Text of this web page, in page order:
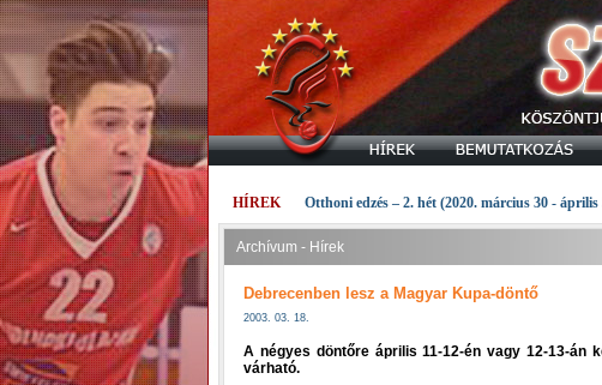
HÍREK Otthoni edzés – 2. hét (2020. március 30 -
Archívum - Hírek
Debrecenben lesz a Magyar Kupa-döntő
2003. 03. 18.
A négyes döntőre április 11-12-én vagy 12-13-án
várható.